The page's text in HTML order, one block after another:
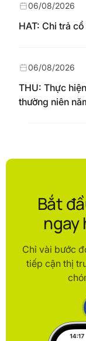
HAT: Chi trả
06/08/2026
THU: Thực
thường niên
06/08/2026
Bắt
ngay
Chỉ vài bước
tiếp cận thị